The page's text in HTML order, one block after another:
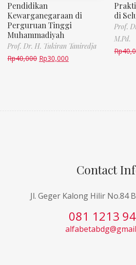
Pendidikan
Kewarganegaraan di
Perguruan Tinggi
Muhammadiyah
Prof. Dr. H. Tukiran Taniredja
Rp40,000 Rp30,000
di
Prof.
M.Pd.
Rp
Contact
Jl. Geger Kalong Hilir No.84
081 1213